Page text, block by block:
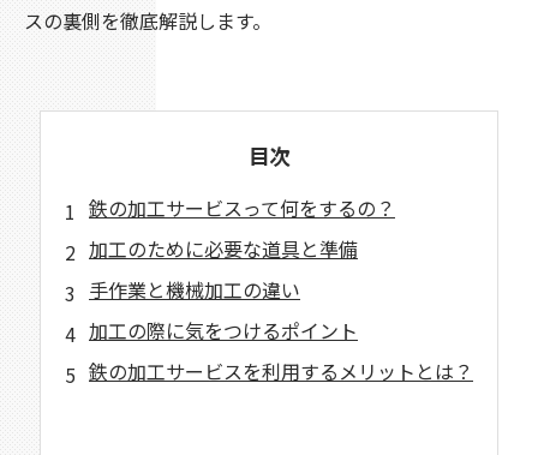
スの裏側を徹底解説します。
目次
鉄の加工サービスって何をするの？
加工のために必要な道具と準備
手作業と機械加工の違い
加工の際に気をつけるポイント
鉄の加工サービスを利用するメリットとは？